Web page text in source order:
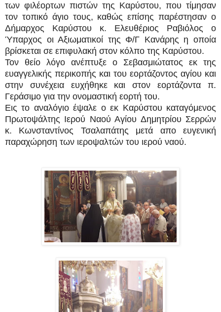
των φιλέορτων πιστών της Καρύστου, που τίμησαν
τον τοπικό άγιο τους, καθώς επίσης παρέστησαν ο
Δήμαρχος Καρύστου κ. Ελευθέριος Ραβιόλος ο
Ύπαρχος οι Αξιωματικοί της Φ/Γ Κανάρης η οποία
βρίσκεται σε επιφυλακή στον κόλπο της Καρύστου.
Τον θείο λόγο ανέπτυξε ο Σεβασμιώτατος εκ της
ευαγγελικής περικοπής και του εορτάζοντος αγίου και
στην συνέχεια ευχήθηκε και στον εορτάζοντα π.
Γεράσιμο για την ονομαστική εορτή του.
Εις το αναλόγιο έψαλε ο εκ Καρύστου καταγόμενος
Πρωτοψάλτης Ιερού Ναού Αγίου Δημητρίου Σερρών
κ. Κωνσταντίνος Τσαλαπάτης μετά απο ευγενική
παραχώρηση των ιεροψαλτών του ιερού ναού.